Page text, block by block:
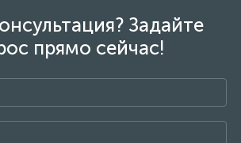
Задайте
прямо сейчас!